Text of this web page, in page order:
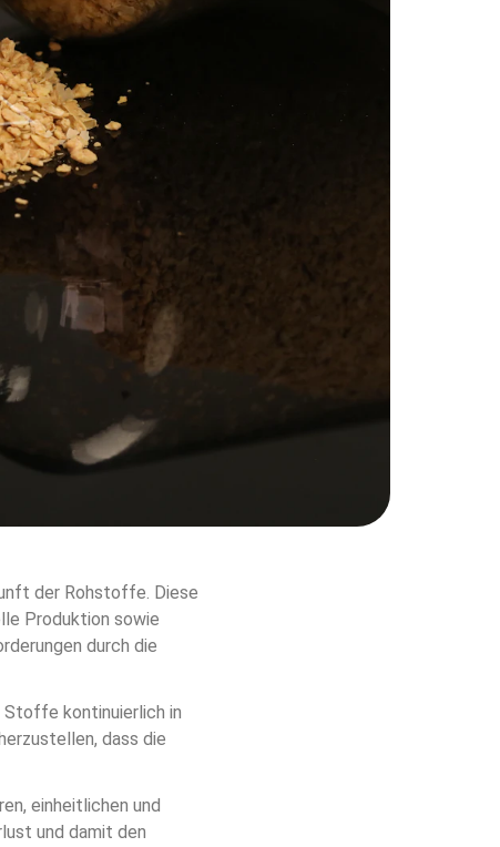
der Rohstoffe. Diese
Produktion sowie
durch die
kontinuierlich in
dass die
einheitlichen und
und damit den